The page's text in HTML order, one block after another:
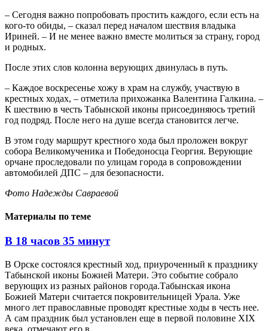
– Сегодня важно попробовать простить каждого, если есть на
кого-то обиды, – сказал перед началом шествия владыка
Ириней. – И не менее важно вместе молиться за страну, город
и родных.
После этих слов колонна верующих двинулась в путь.
– Каждое воскресенье хожу в храм на службу, участвую в
крестных ходах, – отметила прихожанка Валентина Галкина. –
К шествию в честь Табынской иконы присоединяюсь третий
год подряд. После него на душе всегда становится легче.
В этом году маршрут крестного хода был проложен вокруг
собора Великомученика и Победоносца Георгия. Верующие
орчане проследовали по улицам города в сопровождении
автомобилей ДПС – для безопасности.
Фото Надежды Савраевой
Материалы по теме
В 18 часов 35 минут
В Орске состоялся крестный ход, приуроченный к празднику
Табынской иконы Божией Матери. Это событие собрало
верующих из разных районов города.Табынская икона
Божией Матери считается покровительницей Урала. Уже
много лет православные проводят крестные ходы в честь нее.
А сам праздник был установлен еще в первой половине XIX